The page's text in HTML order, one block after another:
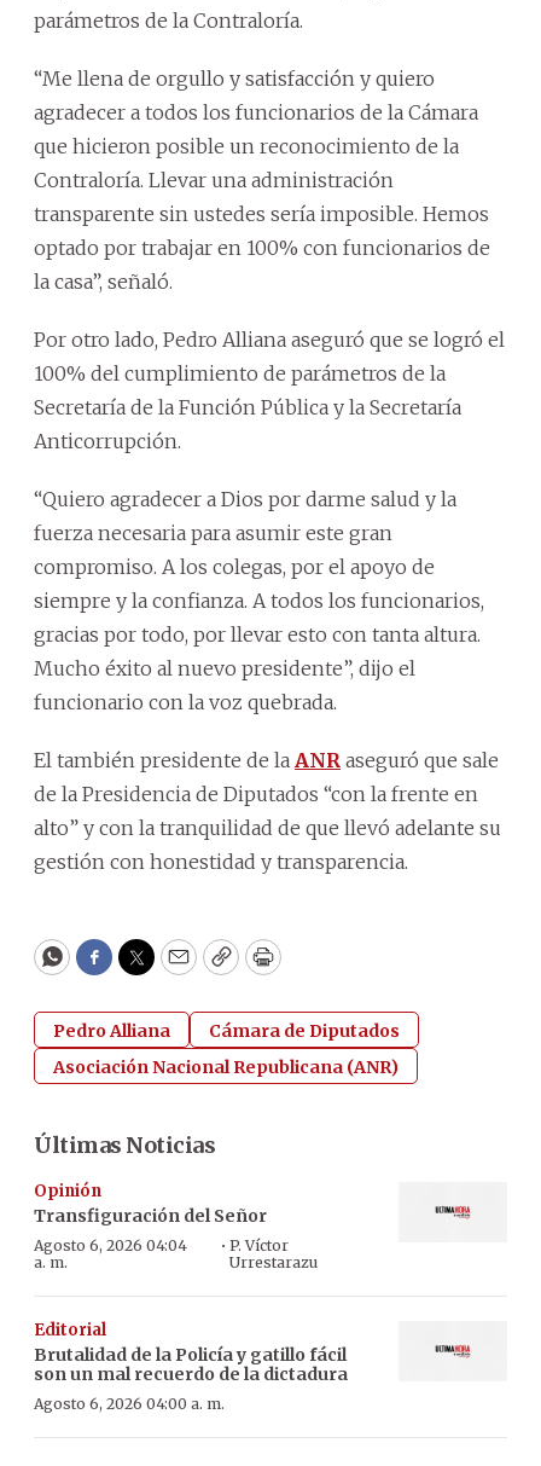
parámetros de la Contraloría.
“Me llena de orgullo y satisfacción y quiero
agradecer a todos los funcionarios de la Cámara
que hicieron posible un reconocimiento de la
Contraloría. Llevar una administración
transparente sin ustedes sería imposible. Hemos
optado por trabajar en 100% con funcionarios de
la casa”, señaló.
Por otro lado, Pedro Alliana aseguró que se logró el
100% del cumplimiento de parámetros de la
Secretaría de la Función Pública y la Secretaría
Anticorrupción.
“Quiero agradecer a Dios por darme salud y la
fuerza necesaria para asumir este gran
compromiso. A los colegas, por el apoyo de
siempre y la confianza. A todos los funcionarios,
gracias por todo, por llevar esto con tanta altura.
Mucho éxito al nuevo presidente”, dijo el
funcionario con la voz quebrada.
El también presidente de la ANR aseguró que sale
de la Presidencia de Diputados “con la frente en
alto” y con la tranquilidad de que llevó adelante su
gestión con honestidad y transparencia.
WhatsApp
Facebook
Twitter
EmailCopyPrint
Pedro Alliana
Cámara de Diputados
Asociación Nacional Republicana (ANR)
Últimas Noticias
Opinión
Transfiguración del Señor
Agosto 6, 2026 04:04
a. m.
· P. Víctor
Urrestarazu
Editorial
Brutalidad de la Policía y gatillo fácil
son un mal recuerdo de la dictadura
Agosto 6, 2026 04:00 a. m.